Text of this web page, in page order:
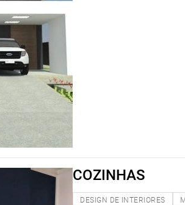
COZINHAS
DESIGN DE INTERIORES